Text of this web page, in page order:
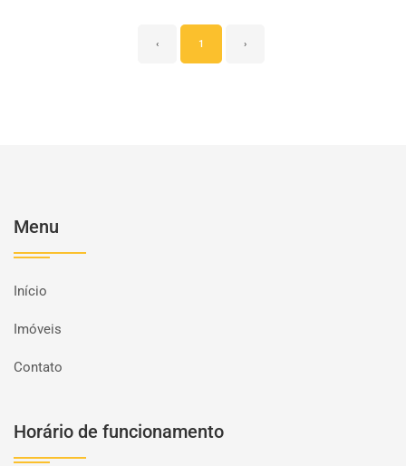
‹ 1 ›
Menu
Início
Imóveis
Contato
Horário de funcionamento